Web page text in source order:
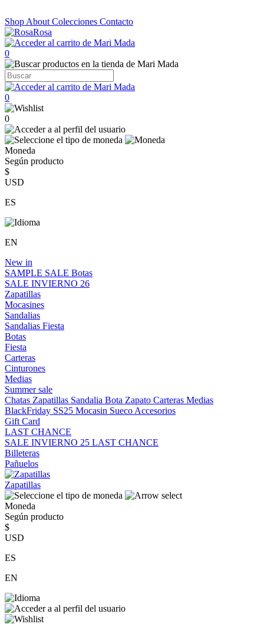
Shop About Colecciones Contacto
0
0
0
Moneda
Según producto
$
USD
ES
EN
New in
SAMPLE SALE Botas
SALE INVIERNO 26
Zapatillas
Mocasines
Sandalias
Sandalias Fiesta
Botas
Fiesta
Carteras
Cinturones
Medias
Summer sale
Chatas Zapatillas Sandalia Bota Zapato Carteras Medias
BlackFriday SS25 Mocasin Sueco Accesorios
Gift Card
LAST CHANCE
SALE INVIERNO 25 LAST CHANCE
Billeteras
Pañuelos
Zapatillas
Moneda
Según producto
$
USD
ES
EN